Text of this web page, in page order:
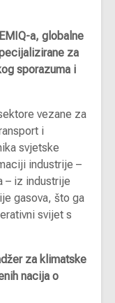
a, globalne
za
sporazuma i
vezane za
i
svjetske
industrije –
– iz industrije
gasova, što ga
svijet s
za klimatske
nacija o